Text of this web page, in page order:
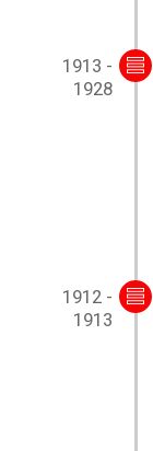
1913 -
1928
1912 -
1913